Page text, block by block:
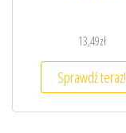
13,49zł
Sprawdź teraz!